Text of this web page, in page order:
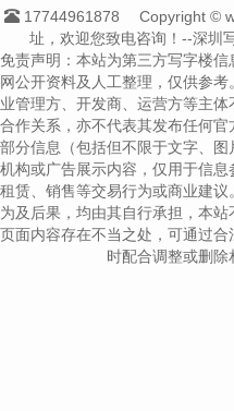
17744961878
Copyright ©
址，欢迎您致电咨询！--深圳
免责声明：本站为第三方写字楼
网公开资料及人工整理，仅供参
业管理方、开发商、运营方等主
合作关系，亦不代表其发布任何
部分信息（包括但不限于文字、
机构或广告展示内容，仅用于信息
租赁、销售等交易行为或商业建
为及后果，均由其自行承担，本
页面内容存在不当之处，可通过
时配合调整或删除